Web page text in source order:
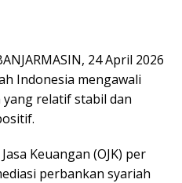
24 April 2026
Indonesia mengawali
relatif stabil dan
Keuangan (OJK) per
perbankan syariah